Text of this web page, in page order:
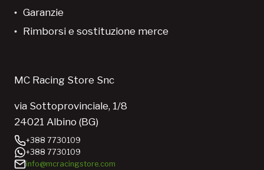
Garanzie
Rimborsi e sostituzione merce
MC Racing Store Snc
via Sottoprovinciale, 1/8
24021 Albino (BG)
+388 7730109
+388 7730109
info@mcracingstore.com